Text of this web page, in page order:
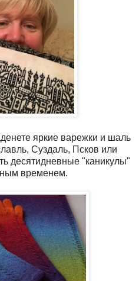
яркие варежки и шаль
Суздаль, Псков или
десятидневные "каникулы"
временем.